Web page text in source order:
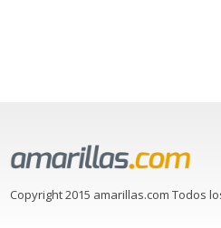
Copyright 2015 amarillas.com Todos